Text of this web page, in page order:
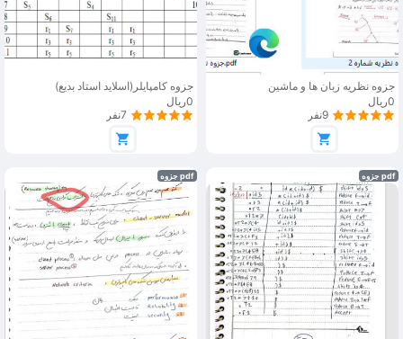
جزوه نظریه زبان ها و ماشین
0ریال
9نفر
جزوه کامپایلر(اسلاید استاد بدیع)
0ریال
7نفر
pdf جزوه pdf جزوه